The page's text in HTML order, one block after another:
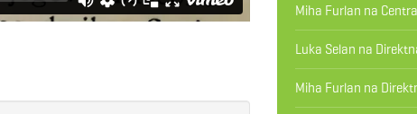
Miha Furlan na
Luka Selan na
Miha Furlan na